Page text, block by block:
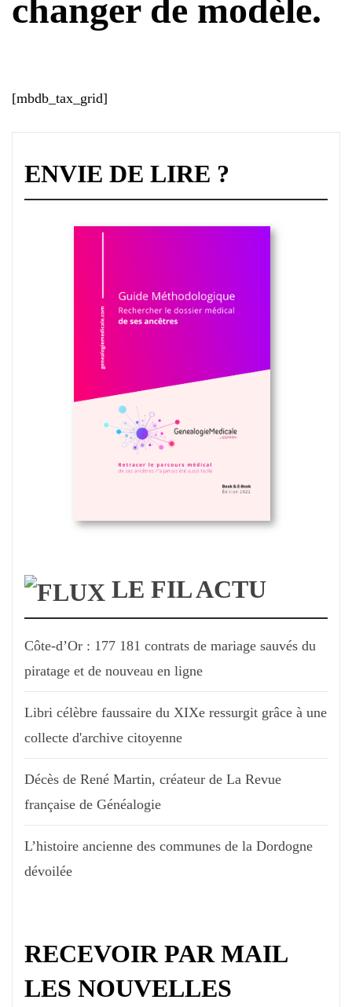
changer de modèle.
[mbdb_tax_grid]
ENVIE DE LIRE ?
LE FIL ACTU
Côte-d’Or : 177 181 contrats de mariage sauvés du
piratage et de nouveau en ligne
Libri célèbre faussaire du XIXe ressurgit grâce à une
collecte d'archive citoyenne
Décès de René Martin, créateur de La Revue
française de Généalogie
L’histoire ancienne des communes de la Dordogne
dévoilée
RECEVOIR PAR MAIL
LES NOUVELLES